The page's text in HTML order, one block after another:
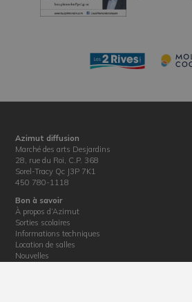
Azimut diffusion
Marché des arts Desjardins
28, rue du Roi, C.P. 368
Sorel-Tracy Qc J3P 7K1
450 780-1118
Bon à savoir
À propos d’Azimut
Sorties scolaires
Informations techniques
Location de salles
Nouvelles